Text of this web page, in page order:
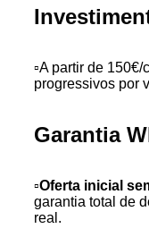
▫️A partir de
progressivos por
Garantia
▫️Oferta inicial
garantia total de
real.